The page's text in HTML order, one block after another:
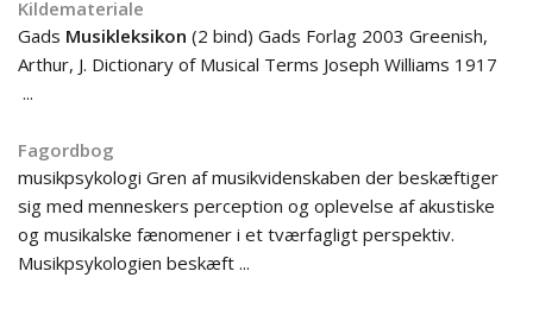
Kildemateriale
Gads Musikleksikon (2 bind) Gads Forlag 2003 Greenish,
Arthur, J. Dictionary of Musical Terms Joseph Williams 1917
...
Fagordbog
musikpsykologi Gren af musikvidenskaben der beskæftiger
sig med menneskers perception og oplevelse af akustiske
og musikalske fænomener i et tværfagligt perspektiv.
Musikpsykologien beskæft ...